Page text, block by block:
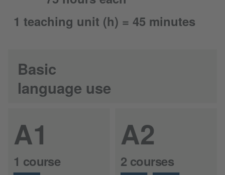
A1
1 course
A2
2 courses
Basic
language use
1 teaching unit (h) = 45 minutes